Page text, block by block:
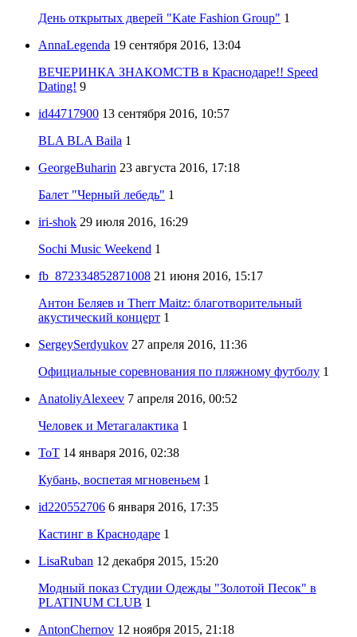
День открытых дверей "Kate Fashion Group" 1
AnnaLegenda 19 сентября 2016, 13:04
ВЕЧЕРИНКА ЗНАКОМСТВ в Краснодаре!! Speed
Dating! 9
id44717900 13 сентября 2016, 10:57
BLA BLA Baila 1
GeorgeBuharin 23 августа 2016, 17:18
Балет "Черный лебедь" 1
iri-shok 29 июля 2016, 16:29
Sochi Music Weekend 1
fb_872334852871008 21 июня 2016, 15:17
Антон Беляев и Therr Maitz: благотворительный
акустический концерт 1
SergeySerdyukov 27 апреля 2016, 11:36
Официальные соревнования по пляжному футболу 1
AnatoliyAlexeev 7 апреля 2016, 00:52
Человек и Метагалактика 1
ToT 14 января 2016, 02:38
Кубань, воспетая мгновеньем 1
id220552706 6 января 2016, 17:35
Кастинг в Краснодаре 1
LisaRuban 12 декабря 2015, 15:20
Модный показ Студии Одежды "Золотой Песок" в
PLATINUM CLUB 1
AntonChernov 12 ноября 2015, 21:18